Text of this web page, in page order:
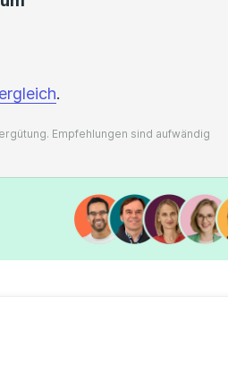
.
Empfehlungen sind aufwändig